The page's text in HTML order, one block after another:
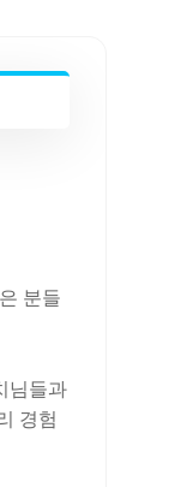
분들
님들과
경험